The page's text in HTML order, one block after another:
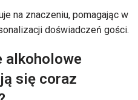
na znaczeniu, pomagając w
doświadczeń gości.
alkoholowe
się coraz